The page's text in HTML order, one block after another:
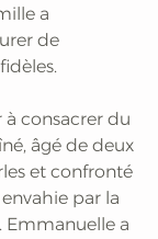
a
de
consacrer du
âgé de deux
et confronté
par la
Emmanuelle a